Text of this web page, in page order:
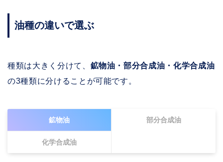
油種の違いで選ぶ
種類は大きく分けて、 鉱物油・部分合成油・化学合成油
の3種類に分けることが可能です。
鉱物油 部分合成油
化学合成油